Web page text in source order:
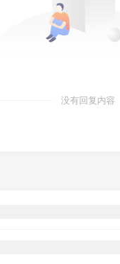
没有回复内容